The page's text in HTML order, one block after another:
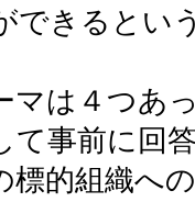
できるとい
は４つあ
て事前に回
標的組織へ